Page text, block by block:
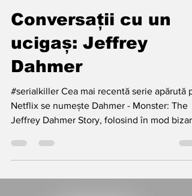
Conversații cu un
ucigaș: Jeffrey
Dahmer
#serialkiller Cea mai recentă serie apărută
Netflix se numește Dahmer - Monster: The
Jeffrey Dahmer Story, folosind în mod bizar